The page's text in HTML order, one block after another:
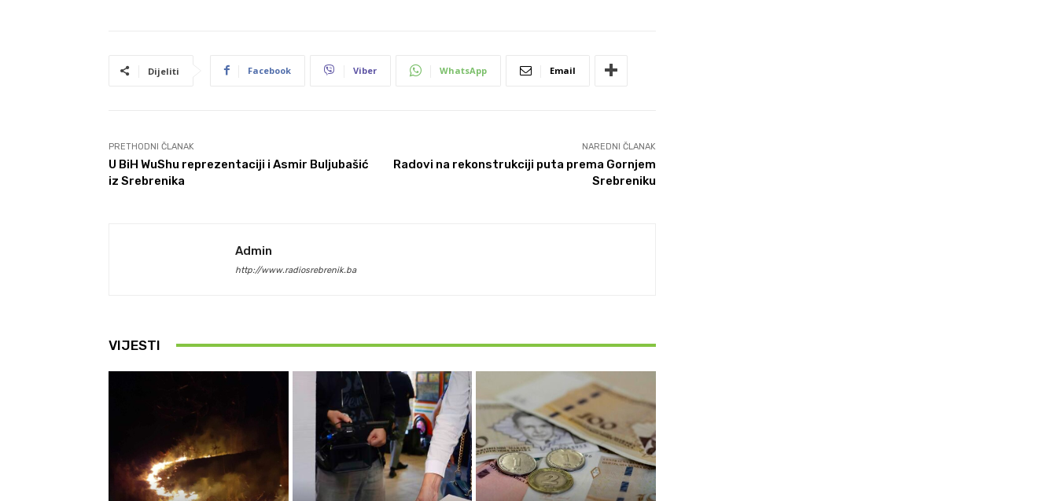
Dijeliti Facebook Viber WhatsApp Email
PRETHODNI ČLANAK
U BiH WuShu reprezentaciji i Asmir Buljubašić
iz Srebrenika
NAREDNI ČLANAK
Radovi na rekonstrukciji puta prema Gornjem
Srebreniku
Admin
http://www.radiosrebrenik.ba
VIJESTI